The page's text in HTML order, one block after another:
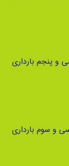
و پنجم بارداری
و سوم بارداری